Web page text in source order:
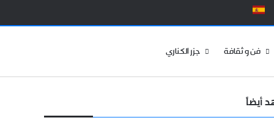
فن و ثقافة جزر الكناري
أيضاً